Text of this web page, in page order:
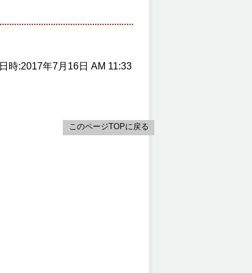
日時:2017年7月16日 AM 11:33
このページTOPに戻る